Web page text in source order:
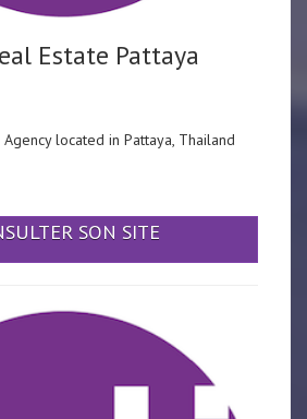
Estate Pattaya
Agency located in Pattaya, Thailand
SON SITE